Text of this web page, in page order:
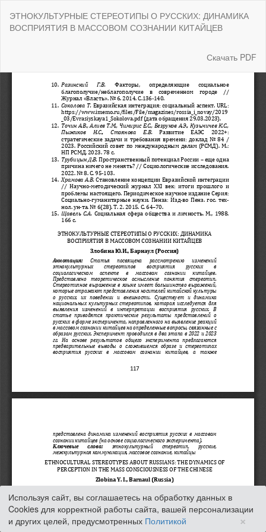
Подробностям
ЭТНОКУЛЬТУРНЫЕ СТЕРЕОТИПЫ О РУССКИХ: ДИНАМИКА
ВОСПРИЯТИЯ В МАССОВОМ СОЗНАНИИ КИТАЙЦЕВ
Скачать
Скачать PDF
Используя сайт, вы соглашаетесь на обработку данных в
Cookies для корректной работы сайта, вашей персонализации
и других целей, предусмотренных Политикой ×